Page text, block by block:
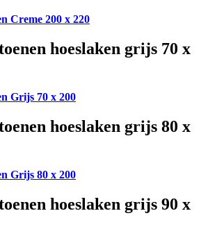
Creme 200 x 220
hoeslaken grijs 70 x
Grijs 70 x 200
hoeslaken grijs 80 x
Grijs 80 x 200
hoeslaken grijs 90 x